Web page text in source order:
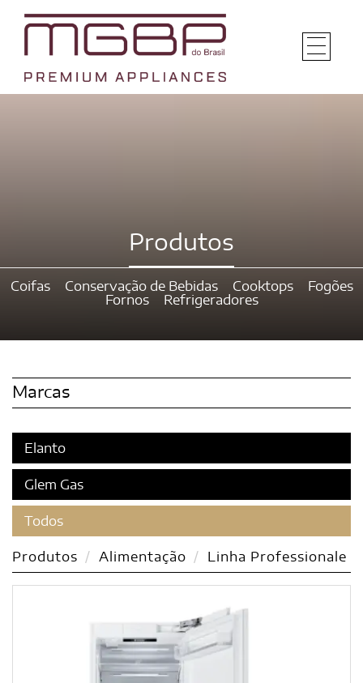
Produtos
Coifas Conservação de Bebidas Cooktops
Fogões
Fornos
Refrigeradores
Marcas
Elanto
Glem Gas
Todos
Produtos Alimentação Linha Professionale